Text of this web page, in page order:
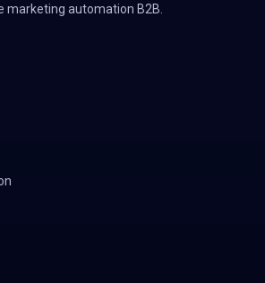
marketing automation B2B.